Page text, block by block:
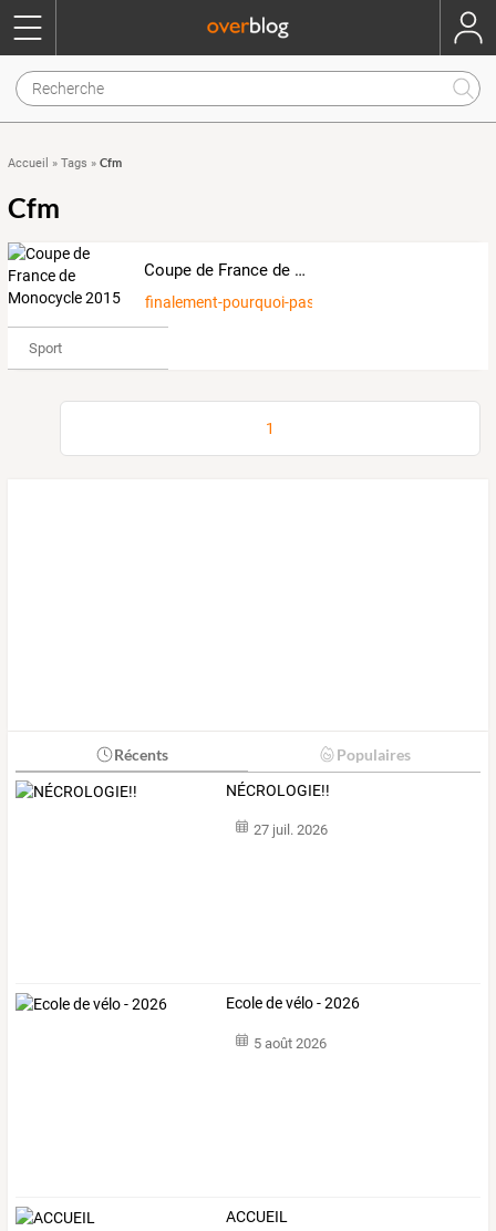
Accueil » Tags » Cfm
Cfm
Coupe de France de Monocycle 2015
finalement-pourquoi-pas
Sport
1
Récents Populaires
NÉCROLOGIE!!
27 juil. 2026
Ecole de vélo - 2026
5 août 2026
ACCUEIL